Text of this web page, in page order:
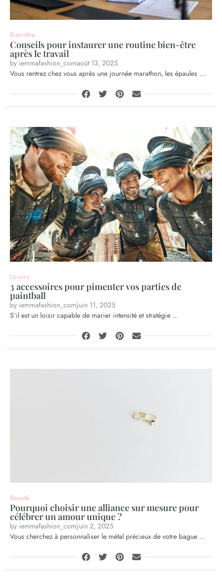
Bien-être
Conseils pour instaurer une routine bien-être
après le travail
by iemmafashion_comaoût 13, 2025
Vous rentrez chez vous après une journée marathon, les épaules ...
Loisirs
3 accessoires pour pimenter vos parties de
paintball
by iemmafashion_comjuin 11, 2025
S’il est un loisir capable de marier intensité et stratégie ...
Beauté
Pourquoi choisir une alliance sur mesure pour
célébrer un amour unique ?
by iemmafashion_comjuin 2, 2025
Vous cherchez à personnaliser le métal précieux de votre bague ...